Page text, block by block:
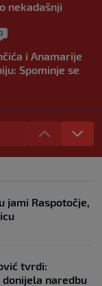
nekadašnji
i Anamarije
Spominje se
šampionata
na
jami Raspotočje,
tvrdi:
naredbu